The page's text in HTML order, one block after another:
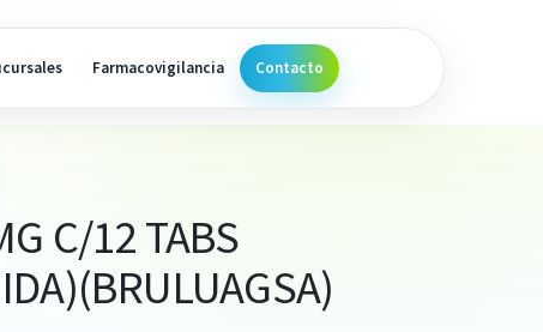
Farmacovigilancia Contacto
C/12 TABS